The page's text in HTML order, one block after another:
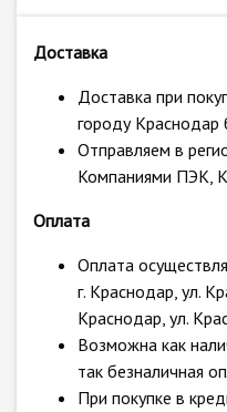
Доставка
Доставка при
городу Краснодар
Отправляем в
Компаниями ПЭК,
Оплата
Оплата
г. Краснодар, ул.
Краснодар, ул.
Возможна как
так безналичная
При покупке в